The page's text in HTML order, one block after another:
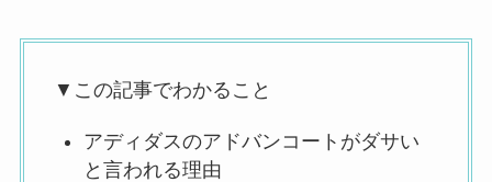
▼この記事でわかること
アディダスのアドバンコートがダサい
と言われる理由